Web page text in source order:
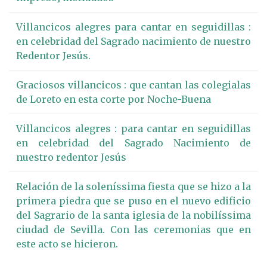
Villancicos alegres para cantar en seguidillas :
en celebridad del Sagrado nacimiento de nuestro
Redentor Jesús.
Graciosos villancicos : que cantan las colegialas
de Loreto en esta corte por Noche-Buena
Villancicos alegres : para cantar en seguidillas
en celebridad del Sagrado Nacimiento de
nuestro redentor Jesús
Relación de la soleníssima fiesta que se hizo a la
primera piedra que se puso en el nuevo edificio
del Sagrario de la santa iglesia de la nobilíssima
ciudad de Sevilla. Con las ceremonias que en
este acto se hicieron.